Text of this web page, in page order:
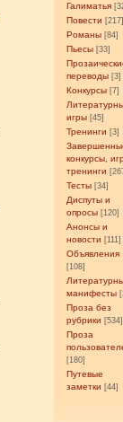
Галиматья
Повести
Романы [84]
Пьесы [33]
переводы [3]
Конкурсы [7]
игры [45]
Тренинги [3]
конкурсы,
тренинги
Тесты [34]
Диспуты и
опросы [120]
Анонсы и
новости [111]
Объявления
[108]
манифесты
Проза без
рубрики [534]
Проза
[180]
Путевые
заметки [44]